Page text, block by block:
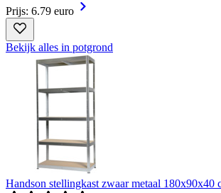
Prijs: 6.79 euro
Bekijk alles in potgrond
Handson stellingkast zwaar metaal 180x90x40